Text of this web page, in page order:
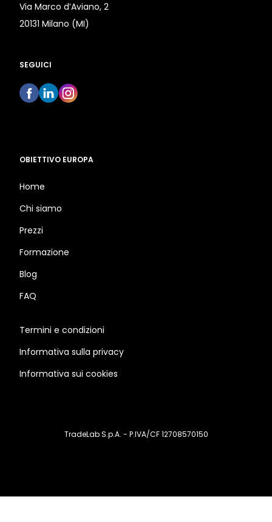
Via Marco d’Aviano, 2
20131 Milano (MI)
SEGUICI
OBIETTIVO EUROPA
Home
Chi siamo
Prezzi
Formazione
Blog
FAQ
Termini e condizioni
Informativa sulla privacy
Informativa sui cookies
TradeLab S.p.A. - P.IVA/CF 12708570150